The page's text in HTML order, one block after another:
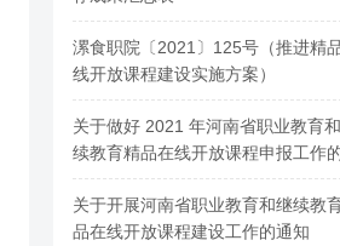
漯食职院〔2021〕125号（推进精
线开放课程建设实施方案）
关于做好 2021 年河南省职业教育
续教育精品在线开放课程申报工作的
知
关于开展河南省职业教育和继续教
品在线开放课程建设工作的通知